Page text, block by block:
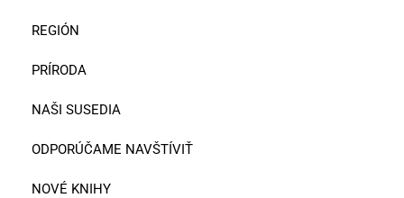
REGIÓN
PRÍRODA
NAŠI SUSEDIA
ODPORÚČAME NAVŠTÍVIŤ
NOVÉ KNIHY